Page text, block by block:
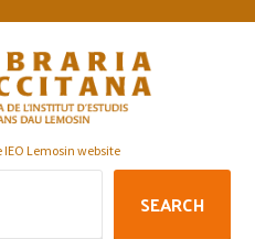
IEO Lemosin website
SEARCH